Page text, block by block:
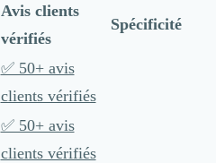
Avis clients
vérifiés
Spécificité
✅ 50+ avis
clients vérifiés
✅ 50+ avis
clients vérifiés